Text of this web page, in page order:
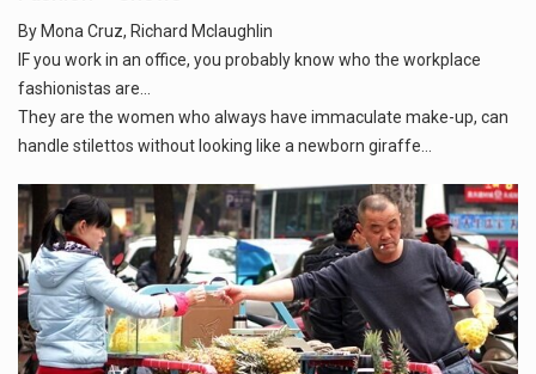
By Mona Cruz, Richard Mclaughlin
IF you work in an office, you probably know who the workplace
fashionistas are...
They are the women who always have immaculate make-up, can
handle stilettos without looking like a newborn giraffe...